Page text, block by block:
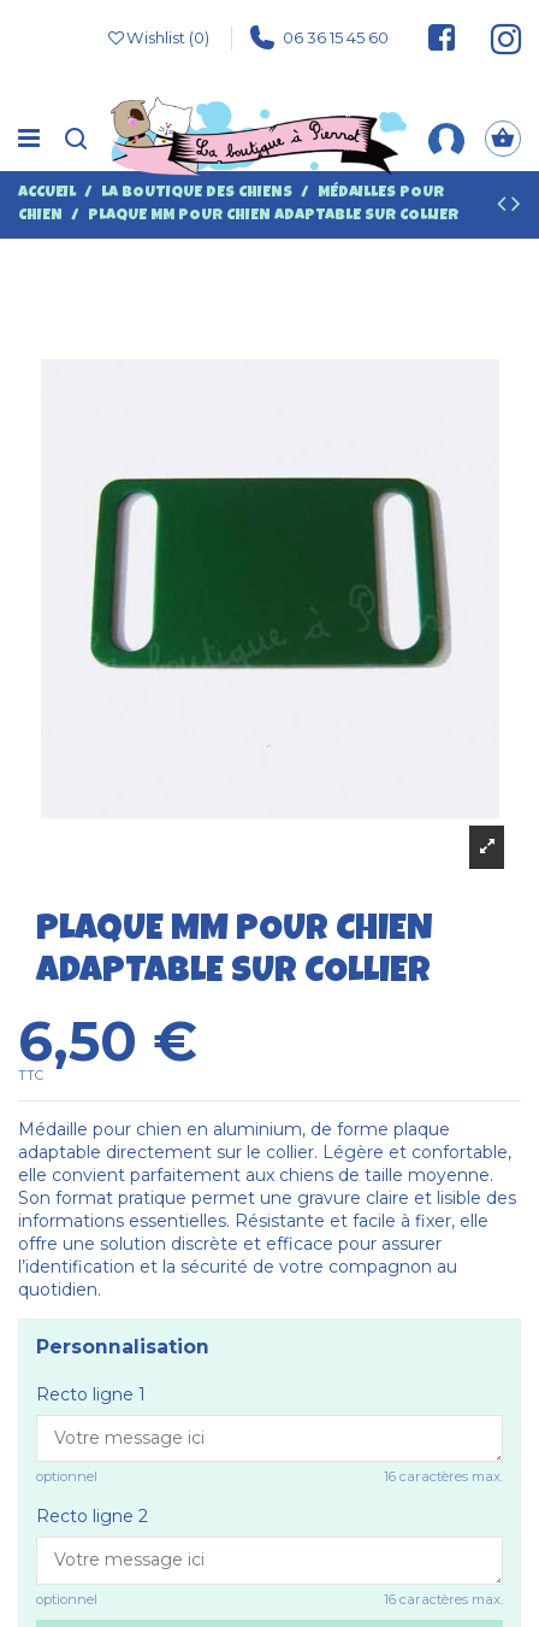
Wishlist (0) 06 36 15 45 60
ACCUEIL LA BOUTIQUE DES CHIENS
MÉDAILLES POUR
CHIEN
PLAQUE MM POUR CHIEN ADAPTABLE SUR COLLIER
PLAQUE MM POUR CHIEN
ADAPTABLE SUR COLLIER
6,50 €
TTC
Médaille pour chien en aluminium, de forme plaque
adaptable directement sur le collier. Légère et confortable,
elle convient parfaitement aux chiens de taille moyenne.
Son format pratique permet une gravure claire et lisible des
informations essentielles. Résistante et facile à fixer, elle
offre une solution discrète et efficace pour assurer
l’identification et la sécurité de votre compagnon au
quotidien.
Personnalisation
Recto ligne 1
optionnel 16 caractères max.
Recto ligne 2
optionnel 16 caractères max.